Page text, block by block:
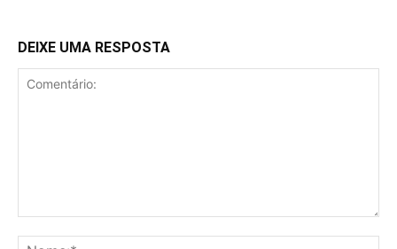
DEIXE UMA RESPOSTA